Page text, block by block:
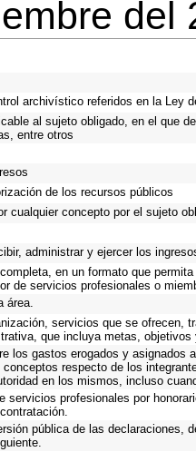
del
archivístico referidos en la Ley
al sujeto obligado, en el que
entre otros
de los recursos públicos
cualquier concepto por el sujeto
administrar y ejercer los
en un formato que
de servicios profesionales o
área.
servicios que se ofrecen,
que incluya metas,
los gastos erogados y
respecto de los
en los mismos, incluso
servicios profesionales por
pública de las declaraciones,